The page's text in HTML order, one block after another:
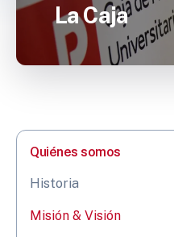
La Caja
Quiénes somos
Historia
Misión & Visión